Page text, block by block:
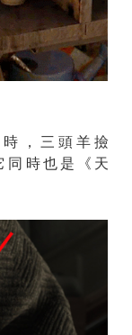
，三頭羊撿
同時也是《天